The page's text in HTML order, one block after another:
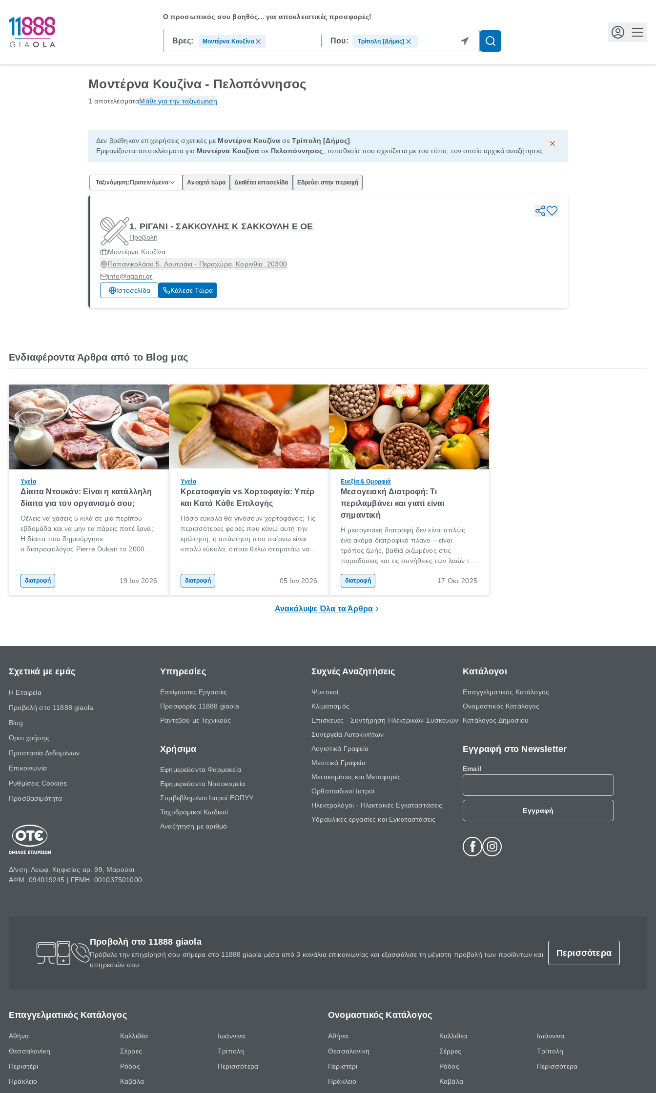
Ο προσωπικός σου βοηθός...για αποκλειστικές προσφορές!
Βρες: Μοντέρνα Κουζίνα Που: Τρίπολη [Δήμος]
Μοντέρνα Κουζίνα - Πελοπόννησος
1 αποτελέσματαΜάθε για την ταξινόμηση
Δεν βρέθηκαν επιχειρήσεις σχετικές με Μοντέρνα Κουζίνα σε Τρίπολη [Δήμος]
Εμφανίζονται αποτελέσματα για Μοντέρνα Κουζίνασε Πελοπόννησος , τοποθεσία που σχετίζεται με τον τόπο, τον οποίο αρχικά αναζήτησες.
Ταξινόμηση: Προτεινόμενα Ανοιχτό τώρα Διαθέτει ιστοσελίδα Εδρεύει στην περιοχή
1. ΡΙΓΑΝΙ - ΣΑΚΚΟΥΛΗΣ Κ ΣΑΚΚΟΥΛΗ Ε ΟΕ
Προβολή
Μοντέρνα Κουζίνα
Παπανικολάου 5, Λουτράκι - Περαχώρα, Κορινθία, 20300
info@rigani.gr
Ιστοσελίδα
Κάλεσε Τώρα
Ενδιαφέροντα Άρθρα από το Blog μας
Υγεία
Δίαιτα Ντουκάν: Είναι η κατάλληλη
δίαιτα για τον οργανισμό σου;
Θέλεις να χάσεις 5 κιλά σε μία περίπου
εβδομάδα και να μην τα πάρεις ποτέ ξανά;
Η δίαιτα που δημιούργησε
ο διατροφολόγος Pierre Dukan το 2000
δημητριακά ολικής άλεσης, άφθονο νερό,
και ένας ημερήσιος περίπατος 20 λεπτών
διατροφή 19 Ιαν 2026
Υγεία
Κρεατοφαγία vs Χορτοφαγία: Υπέρ
και Κατά Κάθε Eπιλογής
Πόσο εύκολα θα γινόσουν χορτοφάγος; Τις
περισσότερες φορές που κάνω αυτή την
ερώτηση, η απάντηση που παίρνω είναι
«πολύ εύκολα, όποτε θέλω σταματάω να
ακόμα λιγότεροι εκείνοι που το κάνουν. Και
γιατί θα πρέπει όλοι να σταματήσουν να
διατροφή 05 Ιαν 2026
Ευεξία & Ομορφιά
Μεσογειακή Διατροφή: Τι
περιλαμβάνει και γιατί είναι
σημαντική
Η μεσογειακή διατροφή δεν είναι απλώς
ένα ακόμα διατροφικό πλάνο – είναι
τρόπος ζωής, βαθιά ριζωμένος στις
παραδόσεις και τις συνήθειες των λαών της
και ανεπεξέργαστα υλικά, αυτή η διατροφή
διατροφή 17 Οκτ 2025
Ανακάλυψε Όλα τα Άρθρα
Σχετικά με εμάς
Η Εταιρεία
Προβολή στο 11888 giaola
Blog
Όροι χρήσης
Προστασία Δεδομένων
Επικοινωνία
Ρυθμίσεις Cookies
Προσβασιμότητα
Δ/νση: Λεωφ. Κηφισίας αρ. 99, Μαρούσι
ΑΦΜ: 094019245 | ΓΕΜΗ: 001037501000
Υπηρεσίες
Επείγουσες Εργασίες
Προσφορές 11888 giaola
Ραντεβού με Τεχνικούς
Χρήσιμα
Εφημερεύοντα Φαρμακεία
Εφημερεύοντα Νοσοκομεία
Συμβεβλημένοι Ιατροί ΕΟΠΥΥ
Ταχυδρομικοί Κωδικοί
Αναζήτηση με αριθμό
Συχνές Αναζητήσεις
Ψυκτικοί
Κλιματισμός
Επισκευές - Συντήρηση Ηλεκτρικών Συσκευών
Συνεργεία Αυτοκινήτων
Λογιστικά Γραφεία
Μεσιτικά Γραφεία
Μετακομίσεις και Μεταφορές
Ορθοπαιδικοί Ιατροί
Ηλεκτρολόγοι - Ηλεκτρικές Εγκαταστάσεις
Υδραυλικές εργασίες και Εγκαταστάσεις
Κατάλογοι
Επαγγελματικός Κατάλογος
Ονομαστικός Κατάλογος
Κατάλογος Δημοσίου
Εγγραφή στο Newsletter
Email
Εγγραφή
Προβολή στο 11888 giaola
Πρόβαλε την επιχείρησή σου σήμερα στο 11888 giaola μέσα από 3 κανάλια επικοινωνίας και εξασφάλισε τη μέγιστη προβολή των προϊόντων και
υπηρεσιών σου.
Περισσότερα
Επαγγελματικός Κατάλογος
Αθήνα
Θεσσαλονίκη
Περιστέρι
Ηράκλειο
Καλλιθέα
Σέρρες
Ρόδος
Καβάλα
Ιωάννινα
Τρίπολη
Περισσότερα
Ονομαστικός Κατάλογος
Αθήνα
Θεσσαλονίκη
Περιστέρι
Ηράκλειο
Καλλιθέα
Σέρρες
Ρόδος
Καβάλα
Ιωάννινα
Τρίπολη
Περισσότερα